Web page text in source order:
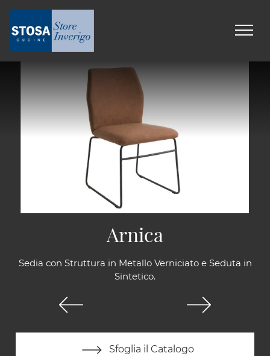
Sedia con Struttura in Metallo Verniciato e Seduta in
Sintetico.
Sfoglia il Catalogo
Arnica